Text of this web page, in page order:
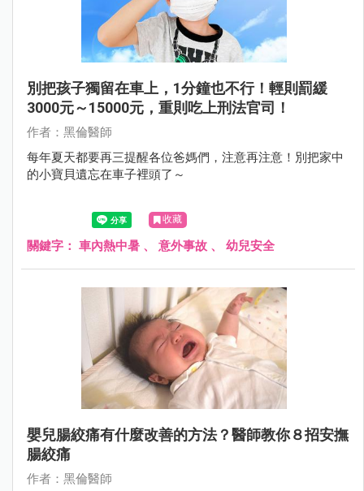
別把孩子獨留在車上，1分鐘也不行！輕則罰緩
3000元～15000元，重則吃上刑法官司！
作者：黑倫醫師
每年夏天都要再三提醒各位爸媽們，注意再注意！別把家中
的小寶貝遺忘在車子裡頭了～
收藏
關鍵字： 車內熱中暑 、 意外事故 、 幼兒安全
嬰兒腸絞痛有什麼改善的方法？醫師教你８招安撫
腸絞痛
作者：黑倫醫師